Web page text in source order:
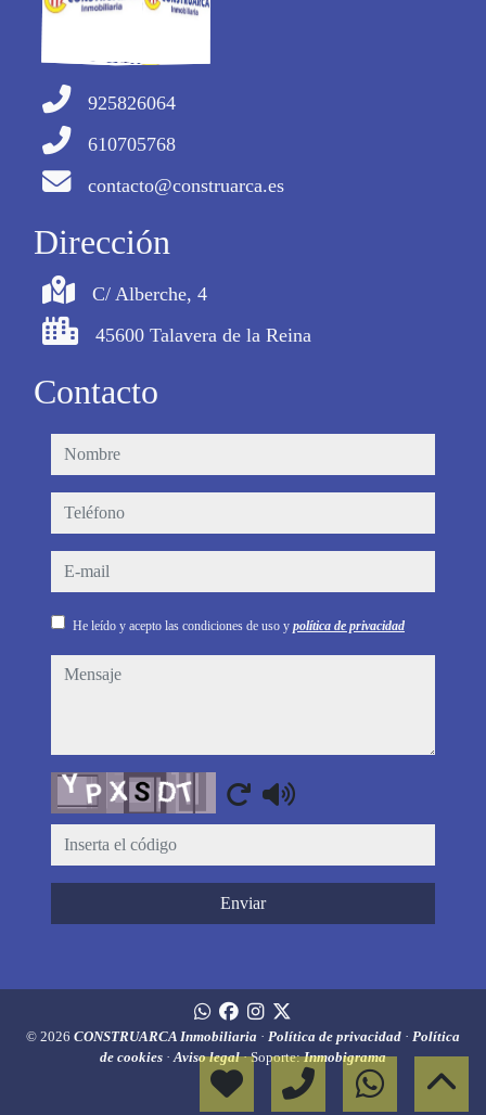
925826064
610705768
contacto@construarca.es
Dirección
C/ Alberche, 4
45600 Talavera de la Reina
Contacto
nombre
teléfono
e-mail
He leído y acepto las condiciones de uso y política de privacidad
mensaje
Captcha
Enviar
© 2026 CONSTRUARCA Inmobiliaria · Política de privacidad · Política
de cookies ·Aviso legal· Soporte:Inmobigrama